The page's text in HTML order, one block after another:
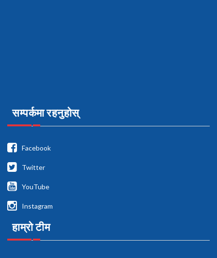
सम्पर्कमा रहनुहोस्
Facebook
Twitter
YouTube
Instagram
हाम्रो टीम